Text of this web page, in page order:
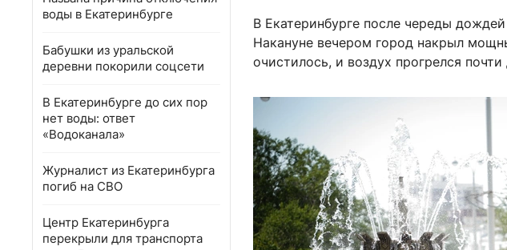
воды в Екатеринбурге
Бабушки из уральской
деревни покорили соцсети
В Екатеринбурге до сих пор
нет воды: ответ
«Водоканала»
Журналист из Екатеринбурга
погиб на СВО
Центр Екатеринбурга
перекрыли для транспорта
В Екатеринбурге после череды
Накануне вечером город накрыл
очистилось, и воздух прогрелся